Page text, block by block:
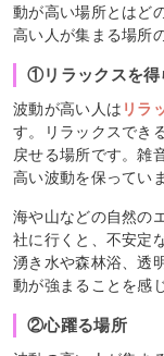
動が高い場所とはど
高い人が集まる場所
①リラックスを得
波動が高い人は リラ
す。リラックスでき
戻せる場所です。雑
高い波動を保ってい
海や山などの自然の
社に行くと、不安定
湧き水や森林浴、透
動が強まることを感
②心躍る場所